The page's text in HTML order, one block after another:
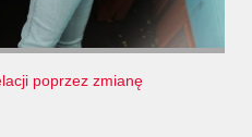
poprzez zmianę